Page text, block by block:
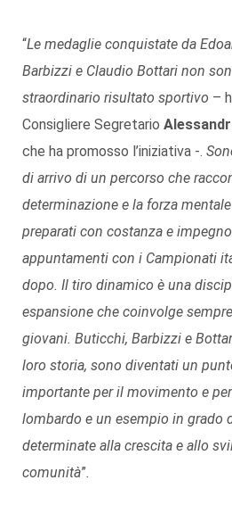
“Le medaglie conquistate da
Barbizzi e Claudio Bottari non
straordinario risultato sportivo –
Consigliere Segretario
che ha promosso l’iniziativa -.
di arrivo di un percorso che
determinazione e la forza
preparati con costanza e
appuntamenti con i Campionati
dopo. Il tiro dinamico è una
espansione che coinvolge
giovani. Buticchi, Barbizzi e
loro storia, sono diventati un
importante per il movimento e
lombardo e un esempio in grado
determinate alla crescita e allo
comunità”.